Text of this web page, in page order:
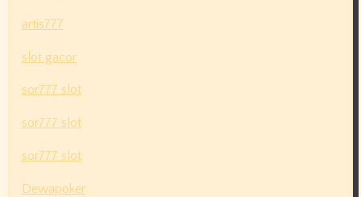
artis777
slot gacor
sor777 slot
sor777 slot
sor777 slot
Dewapoker